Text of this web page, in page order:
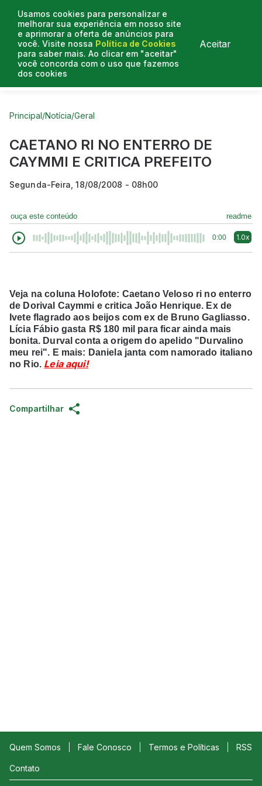
Usamos cookies para personalizar e
melhorar sua experiência em nosso site
e aprimorar a oferta de anúncios para
você. Visite nossa Política de Cookies
para saber mais. Ao clicar em "aceitar"
você concorda com o uso que fazemos
dos cookies
Aceitar
Curtas do Poder
Principal/Notícia/Geral
CAETANO RI NO ENTERRO DE
CAYMMI E CRITICA PREFEITO
Segunda-Feira, 18/08/2008 - 08h00
ouça este conteúdo readme
0:00 1.0x
Veja na coluna Holofote: Caetano Veloso ri no enterro
de Dorival Caymmi e critica João Henrique. Ex de
Ivete flagrado aos beijos com ex de Bruno Gagliasso.
Lícia Fábio gasta R$ 180 mil para ficar ainda mais
bonita. Durval conta a origem do apelido "Durvalino
meu rei". E mais: Daniela janta com namorado italiano
no Rio. Leia aqui!
Compartilhar
Quem Somos Fale Conosco Termos e Políticas RSS
Contato